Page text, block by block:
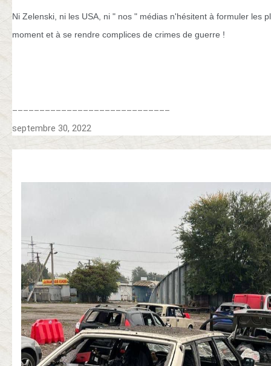
Ni Zelenski, ni les USA, ni " nos " médias n'hésitent à formuler les
moment et à se rendre complices de crimes de guerre !
septembre 30, 2022